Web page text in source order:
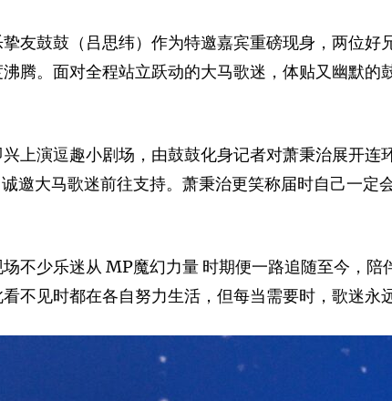
友鼓鼓（吕思纬）作为特邀嘉宾重磅现身，两位
腾。面对全程站立跃动的大马歌迷，体贴又幽默
上演逗趣小剧场，由鼓鼓化身记者对萧秉治展开
邀大马歌迷前往支持。萧秉治更笑称届时自己一
不少乐迷从 MP魔幻力量 时期便一路追随至今，
不见时都在各自努力生活，但每当需要时，歌迷永